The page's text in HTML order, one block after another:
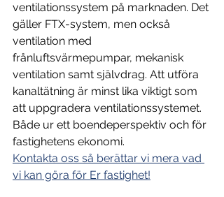
ventilationssystem på marknaden. Det
gäller FTX-system, men också
ventilation med
frånluftsvärmepumpar, mekanisk
ventilation samt självdrag. Att utföra
kanaltätning är minst lika viktigt som
att uppgradera ventilationssystemet.
Både ur ett boendeperspektiv och för
fastighetens ekonomi.
Kontakta oss så berättar vi mera vad
vi kan göra för Er fastighet!